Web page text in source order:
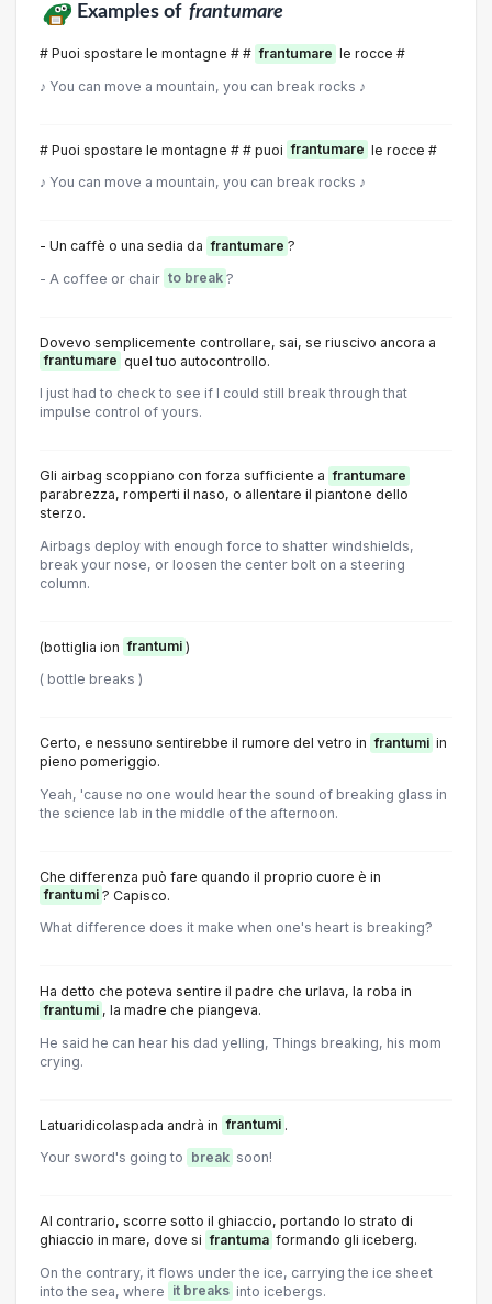
Examples of frantumare
# Puoi spostare le montagne # # frantumare le rocce #
♪ You can move a mountain, you can break rocks ♪
# Puoi spostare le montagne # # puoi frantumare le rocce #
♪ You can move a mountain, you can break rocks ♪
- Un caffè o una sedia da frantumare ?
- A coffee or chair to break ?
Dovevo semplicemente controllare, sai, se riuscivo ancora a
frantumare quel tuo autocontrollo.
I just had to check to see if I could still break through that
impulse control of yours.
Gli airbag scoppiano con forza sufficiente a frantumare
parabrezza, romperti il naso, o allentare il piantone dello
sterzo.
Airbags deploy with enough force to shatter windshields,
break your nose, or loosen the center bolt on a steering
column.
(bottiglia ion frantumi )
( bottle breaks )
Certo, e nessuno sentirebbe il rumore del vetro in frantumi in
pieno pomeriggio.
Yeah, 'cause no one would hear the sound of breaking glass in
the science lab in the middle of the afternoon.
Che differenza può fare quando il proprio cuore è in
frantumi ? Capisco.
What difference does it make when one's heart is breaking?
Ha detto che poteva sentire il padre che urlava, la roba in
frantumi , la madre che piangeva.
He said he can hear his dad yelling, Things breaking, his mom
crying.
Latuaridicolaspada andrà in frantumi .
Your sword's going to break soon!
Al contrario, scorre sotto il ghiaccio, portando lo strato di
ghiaccio in mare, dove si frantuma formando gli iceberg.
On the contrary, it flows under the ice, carrying the ice sheet
into the sea, where it breaks into icebergs.